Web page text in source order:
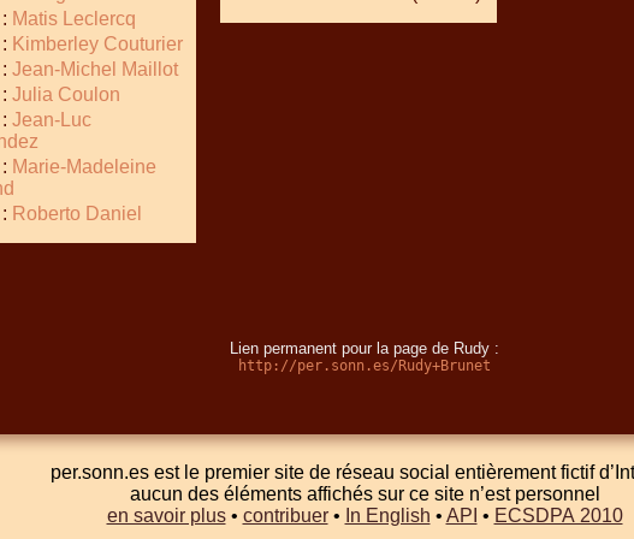
Matis Leclercq
Kimberley Couturier
Jean-Michel Maillot
Julia Coulon
Jean-Luc
Marie-Madeleine
Roberto Daniel
Lien permanent pour la page de Rudy :
http://per.sonn.es/Rudy+Brunet
per.sonn.es est le premier site de réseau social entièrement fictif
aucun des éléments affichés sur ce site n’est personnel
en savoir plus• contribuer• In English • API • ECSDPA 2010